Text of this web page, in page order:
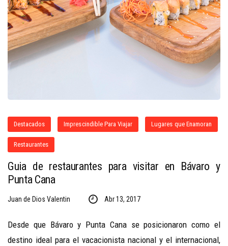
Destacados Imprescindible Para Viajar Lugares que Enamoran
Restaurantes
Guia de restaurantes para visitar en Bávaro y
Punta Cana
Juan de Dios Valentin Abr 13, 2017
Desde que Bávaro y Punta Cana se posicionaron como el
destino ideal para el vacacionista nacional y el internacional,